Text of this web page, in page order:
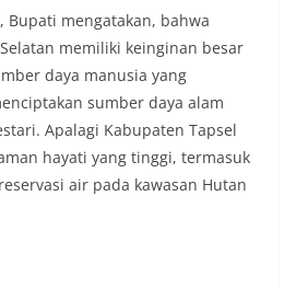
pahlawan yang telah merebut
ujar Aiptu Muliyadi Suraukur saat
warga.‎‎Ia juga menambahkan
kondisi bendera yang
memastikan bendera dalam
tidak sobek, dan layak untuk
simbol kehormatan
menyampaikan imbauan terkait
sambang DDS ini juga
sarana deteksi dini (early
Bupati mengatakan, bahwa
memiliki keinginan besar
daya manusia yang
sumber daya alam
Apalagi Kabupaten Tapsel
hayati yang tinggi, termasuk
air pada kawasan Hutan